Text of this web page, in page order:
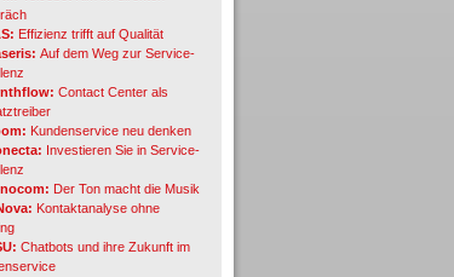
Effizienz trifft auf Qualität
Auf dem Weg zur Service-
Contact Center als
Kundenservice neu denken
Investieren Sie in Service-
Der Ton macht die Musik
Kontaktanalyse ohne
Chatbots und ihre Zukunft im